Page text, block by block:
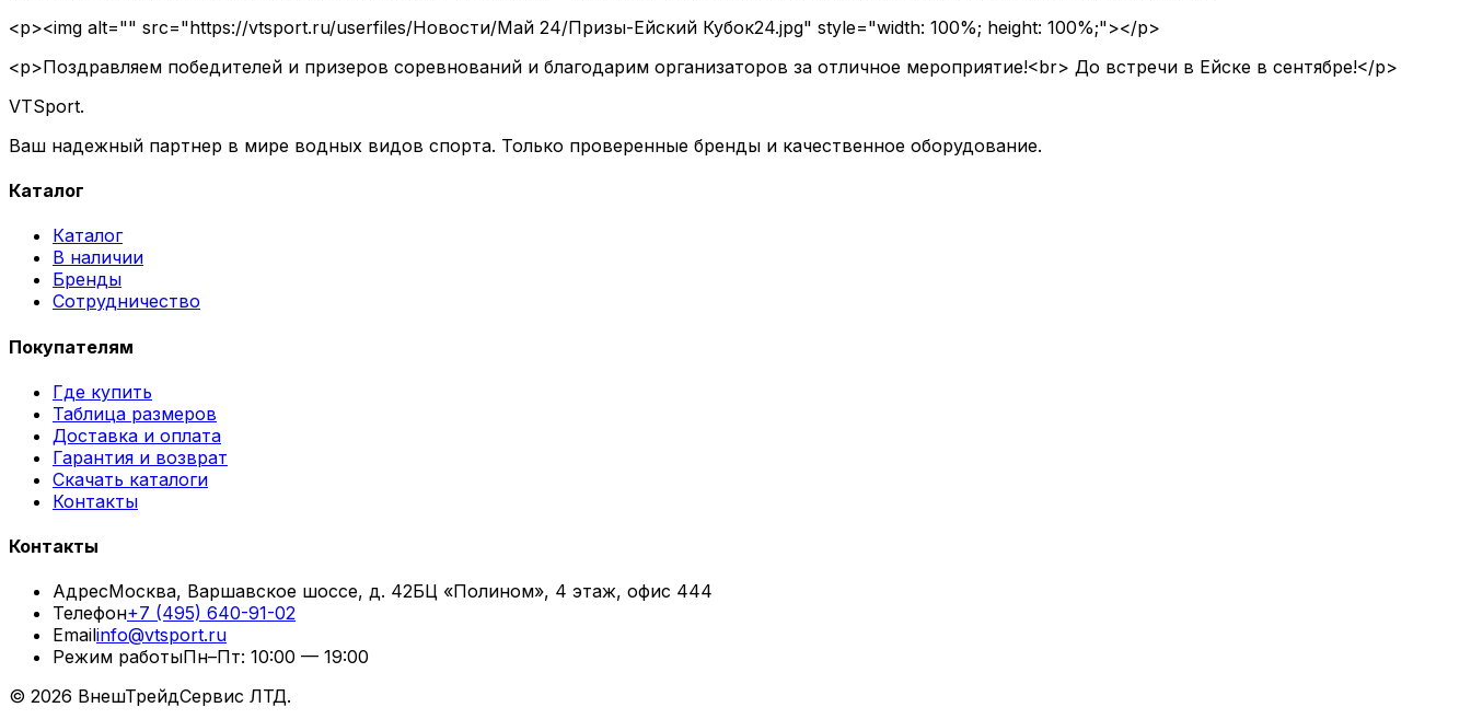
<p><img alt="" src="https://vtsport.ru/userfiles/Новости/Май 24/Призы-Ейский Кубок24.jpg" style="width: 100%; height: 100%;"></p>
<p>Поздравляем победителей и призеров соревнований и благодарим организаторов за отличное мероприятие!<br> До встречи в Ейске в сентябре!</p>
VTSport.
Ваш надежный партнер в мире водных видов спорта. Только проверенные бренды и качественное оборудование.
Каталог
Каталог
В наличии
Бренды
Сотрудничество
Покупателям
Где купить
Таблица размеров
Доставка и оплата
Гарантия и возврат
Скачать каталоги
Контакты
Контакты
АдресМосква, Варшавское шоссе, д. 42БЦ «Полином», 4 этаж, офис 444
Телефон+7 (495) 640-91-02
Emailinfo@vtsport.ru
Режим работыПн–Пт: 10:00 — 19:00
© 2026 ВнешТрейдСервис ЛТД.